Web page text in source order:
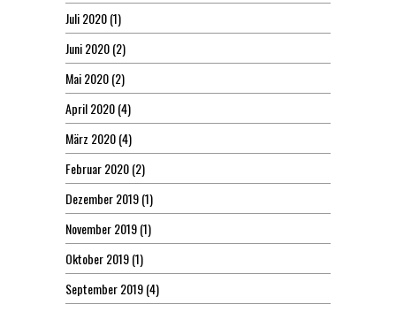
Juli 2020(1)
Juni 2020(2)
Mai 2020(2)
April 2020(4)
März 2020(4)
Februar 2020(2)
Dezember 2019(1)
November 2019(1)
Oktober 2019(1)
September 2019(4)